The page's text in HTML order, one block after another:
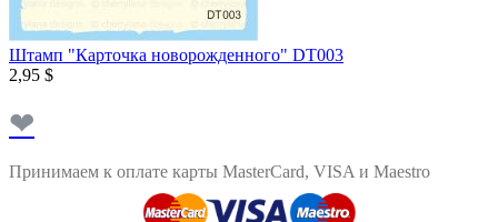
Штамп "Карточка новорожденного" DT003
2,95 $
❤
Принимаем к оплате карты MasterCard, VISA и Maestro